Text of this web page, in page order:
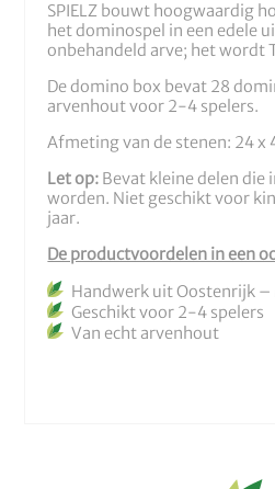
SPIELZ bouwt hoogwaardig
het dominospel in een edele
onbehandeld arve; het wordt
De domino box bevat 28
arvenhout voor 2-4 spelers.
Afmeting van de stenen: 24 x
Let op: Bevat kleine delen die
worden. Niet geschikt voor
jaar.
De productvoordelen in een
Handwerk uit Oostenrijk –
Geschikt voor 2-4 spelers
Van echt arvenhout